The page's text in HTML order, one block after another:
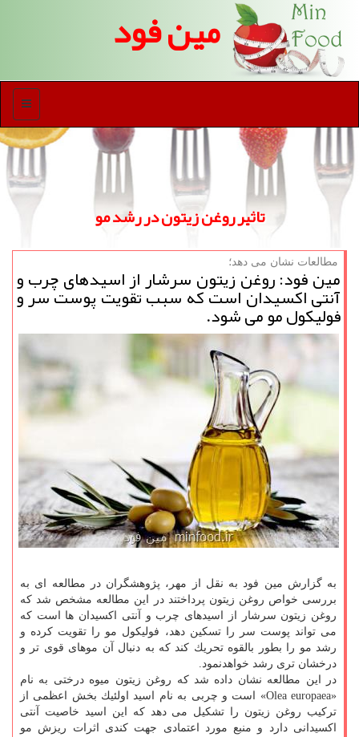
مین فود
منو
تاثیر روغن زیتون در رشد مو
مطالعات نشان می دهد؛
مین فود: روغن زیتون سرشار از اسیدهای چرب و
آنتی اكسیدان است كه سبب تقویت پوست سر و
فولیكول مو می شود.
به گزارش مین فود به نقل از مهر، پژوهشگران در مطالعه ای به
بررسی خواص روغن زیتون پرداختند در این مطالعه مشخص شد كه
روغن زیتون سرشار از اسیدهای چرب و آنتی اكسیدان ها است كه
می تواند پوست سر را تسكین دهد، فولیكول مو را تقویت كرده و
رشد مو را بطور بالقوه تحریك كند كه به دنبال آن موهای قوی تر و
درخشان تری رشد خواهدنمود.
در این مطالعه نشان داده شد كه روغن زیتون میوه درختی به نام
«Olea europaea» است و چربی به نام اسید اولئیك بخش اعظمی از
تركیب روغن زیتون را تشكیل می دهد كه این اسید خاصیت آنتی
اكسیدانی دارد و منبع مورد اعتمادی جهت كندی اثرات ریزش مو